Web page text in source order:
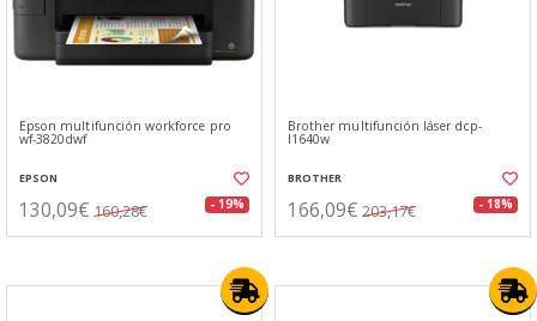
Epson multifunción workforce pro
wf-3820dwf
EPSON
130,09€ 160,28€ - 19%
Brother multifunción láser dcp-
l1640w
BROTHER
166,09€ 203,17€ - 18%